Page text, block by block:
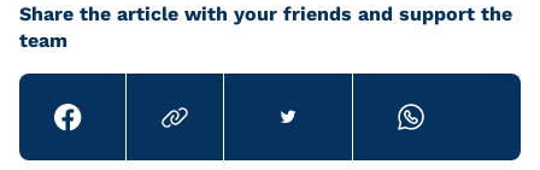
Share the article with your friends and support the
team